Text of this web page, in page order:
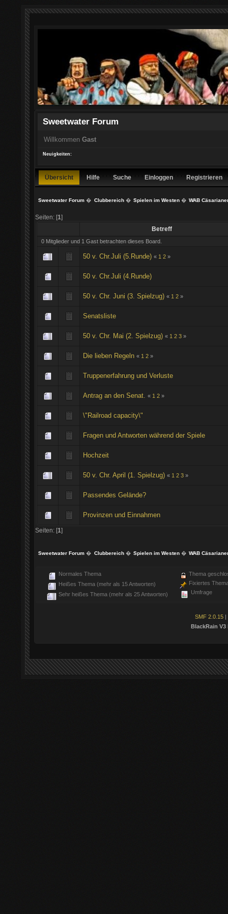
Sweetwater Forum
Willkommen Gast
Neuigkeiten:
Übersicht Hilfe Suche Einloggen Registrieren
Sweetwater Forum � Clubbereich� Spielen im Westen� WAB
Seiten: [1]
Betreff
0 Mitglieder und 1 Gast betrachten dieses Board.
50 v. Chr.Juli (5.Runde) « 1 2 »
50 v. Chr.Juli (4.Runde)
50 v. Chr. Juni (3. Spielzug) « 1 2 »
Senatsliste
50 v. Chr. Mai (2. Spielzug) « 1 2 3 »
Die lieben Regeln « 1 2 »
Truppenerfahrung und Verluste
Antrag an den Senat. « 1 2 »
\"Railroad capacity\"
Fragen und Antworten während der Spiele
Hochzeit
50 v. Chr. April (1. Spielzug) « 1 2 3 »
Passendes Gelände?
Provinzen und Einnahmen
Seiten: [1]
Sweetwater Forum � Clubbereich� Spielen im Westen� WAB
Normales Thema
Heißes Thema (mehr als 15 Antworten)
Sehr heißes Thema (mehr als 25 Antworten)
Thema
Fixiertes
Umfrage
SMF 2.0.15 |
BlackRain V3